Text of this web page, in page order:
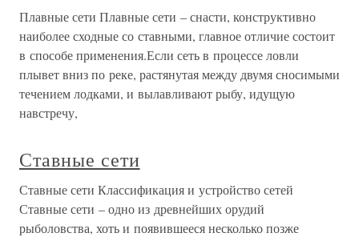
Плавные сети Плавные сети – снасти, конструктивно
наиболее сходные со ставными, главное отличие состоит
в способе применения.Если сеть в процессе ловли
плывет вниз по реке, растянутая между двумя сносимыми
течением лодками, и вылавливают рыбу, идущую
навстречу,
Ставные сети
Ставные сети Классификация и устройство сетей
Ставные сети – одно из древнейших орудий
рыболовства, хоть и появившееся несколько позже